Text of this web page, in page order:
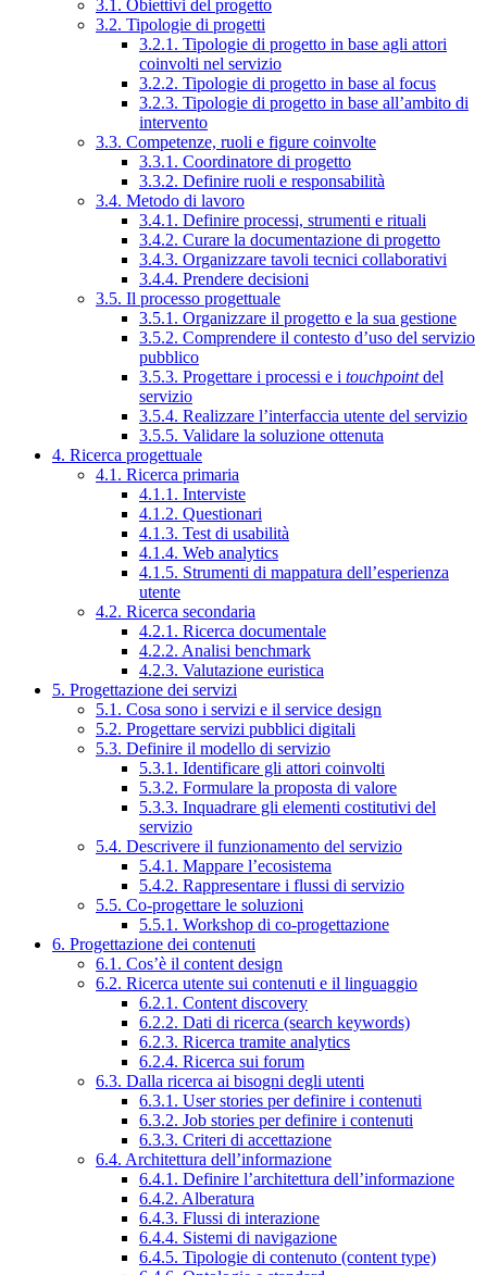
3.1. Obiettivi del progetto
3.2. Tipologie di progetti
3.2.1. Tipologie di progetto in base agli attori
coinvolti nel servizio
3.2.2. Tipologie di progetto in base al focus
3.2.3. Tipologie di progetto in base all’ambito di
intervento
3.3. Competenze, ruoli e figure coinvolte
3.3.1. Coordinatore di progetto
3.3.2. Definire ruoli e responsabilità
3.4. Metodo di lavoro
3.4.1. Definire processi, strumenti e rituali
3.4.2. Curare la documentazione di progetto
3.4.3. Organizzare tavoli tecnici collaborativi
3.4.4. Prendere decisioni
3.5. Il processo progettuale
3.5.1. Organizzare il progetto e la sua gestione
3.5.2. Comprendere il contesto d’uso del servizio
pubblico
3.5.3. Progettare i processi e i touchpointdel
servizio
3.5.4. Realizzare l’interfaccia utente del servizio
3.5.5. Validare la soluzione ottenuta
4. Ricerca progettuale
4.1. Ricerca primaria
4.1.1. Interviste
4.1.2. Questionari
4.1.3. Test di usabilità
4.1.4. Web analytics
4.1.5. Strumenti di mappatura dell’esperienza
utente
4.2. Ricerca secondaria
4.2.1. Ricerca documentale
4.2.2. Analisi benchmark
4.2.3. Valutazione euristica
5. Progettazione dei servizi
5.1. Cosa sono i servizi e il service design
5.2. Progettare servizi pubblici digitali
5.3. Definire il modello di servizio
5.3.1. Identificare gli attori coinvolti
5.3.2. Formulare la proposta di valore
5.3.3. Inquadrare gli elementi costitutivi del
servizio
5.4. Descrivere il funzionamento del servizio
5.4.1. Mappare l’ecosistema
5.4.2. Rappresentare i flussi di servizio
5.5. Co-progettare le soluzioni
5.5.1. Workshop di co-progettazione
6. Progettazione dei contenuti
6.1. Cos’è il content design
6.2. Ricerca utente sui contenuti e il linguaggio
6.2.1. Content discovery
6.2.2. Dati di ricerca (search keywords)
6.2.3. Ricerca tramite analytics
6.2.4. Ricerca sui forum
6.3. Dalla ricerca ai bisogni degli utenti
6.3.1. User stories per definire i contenuti
6.3.2. Job stories per definire i contenuti
6.3.3. Criteri di accettazione
6.4. Architettura dell’informazione
6.4.1. Definire l’architettura dell’informazione
6.4.2. Alberatura
6.4.3. Flussi di interazione
6.4.4. Sistemi di navigazione
6.4.5. Tipologie di contenuto (content type)